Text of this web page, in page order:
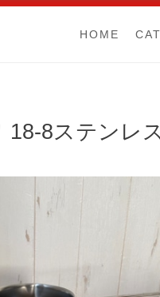
HOME
18-8ステンレ